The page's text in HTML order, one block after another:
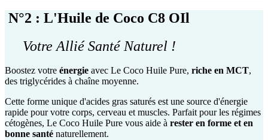
N°2 : L'Huile de Coco C8 OIl
Votre Allié Santé Naturel !
Boostez votre énergie avec Le Coco Huile Pure, riche en MCT,
des triglycérides à chaîne moyenne.
Cette forme unique d'acides gras saturés est une source d'énergie
rapide pour votre corps, cerveau et muscles. Parfait pour les régimes
cétogènes, Le Coco Huile Pure vous aide à rester en forme et en
bonne santé naturellement.